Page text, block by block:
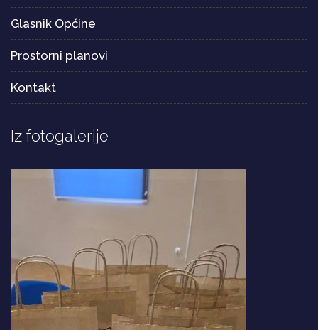
Glasnik Općine
Prostorni planovi
Kontakt
Iz fotogalerije